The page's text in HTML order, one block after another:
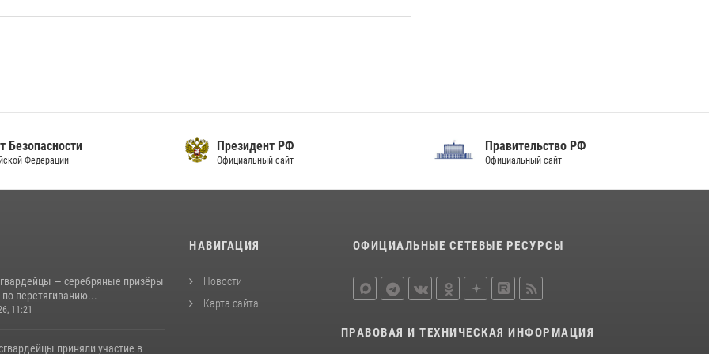
Президент РФ
Официальный сайт
Совет Федерации
— серебряные призёры
перетягиванию...
11:21
приняли участие в
НАВИГАЦИЯ
Новости
Карта сайта
ОФИЦИАЛЬНЫЕ СЕТЕВЫЕ РЕСУРСЫ
ПРАВОВАЯ И ТЕХНИЧЕСКАЯ ИНФОРМАЦИЯ